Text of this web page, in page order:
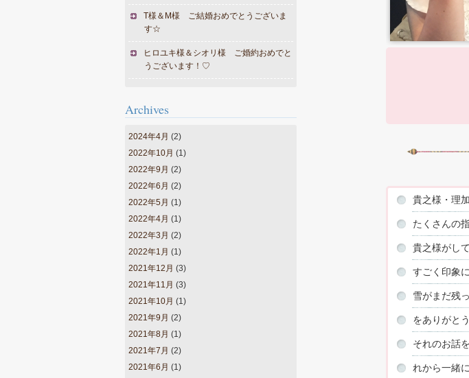
T様＆M様 ご結婚おめでとうございま
す☆
ヒロユキ様＆シオリ様 ご婚約おめでと
うございます！♡
Archives
2024年4月 (2)
2022年10月 (1)
2022年9月 (2)
2022年6月 (2)
2022年5月 (1)
2022年4月 (1)
2022年3月 (2)
2022年1月 (1)
2021年12月 (3)
2021年11月 (3)
2021年10月 (1)
2021年9月 (2)
2021年8月 (1)
2021年7月 (2)
2021年6月 (1)
貴之様・理
たくさんの
貴之様がし
すごく印象
雪がまだ残
をありがと
それのお話
れから一緒